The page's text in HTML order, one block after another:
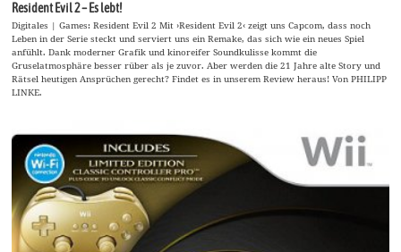
Resident Evil 2 – Es lebt!
Digitales | Games: Resident Evil 2 Mit ›Resident Evil 2‹ zeigt uns Capcom, dass noch
Leben in der Serie steckt und serviert uns ein Remake, das sich wie ein neues Spiel
anfühlt. Dank moderner Grafik und kinoreifer Soundkulisse kommt die
Gruselatmosphäre besser rüber als je zuvor. Aber werden die 21 Jahre alte Story und
Rätsel heutigen Ansprüchen gerecht? Findet es in unserem Review heraus! Von PHILIPP
LINKE.